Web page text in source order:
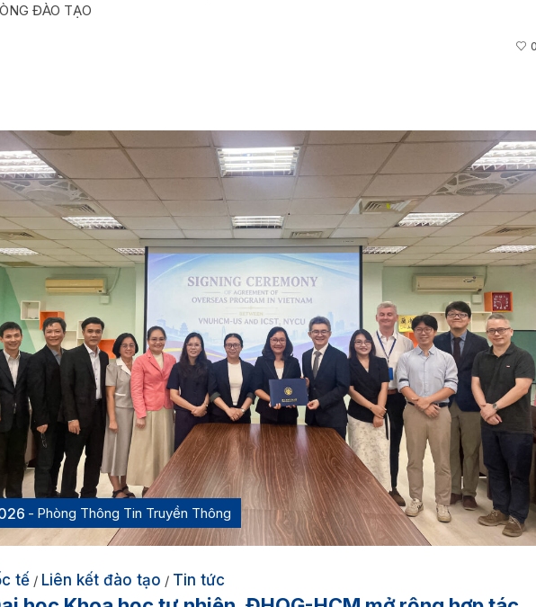
ĐÀO TẠO
Phòng Thông Tin Truyền Thông
tế / Liên kết đào tạo / Tin tức